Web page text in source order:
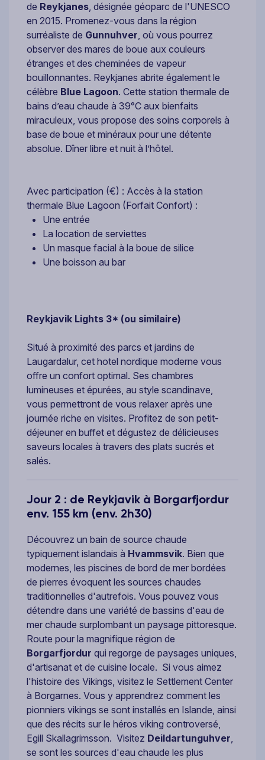
de Reykjanes, désignée géoparc de l'UNESCO
en 2015. Promenez-vous dans la région
surréaliste de Gunnuhver, où vous pourrez
observer des mares de boue aux couleurs
étranges et des cheminées de vapeur
bouillonnantes. Reykjanes abrite également le
célèbre Blue Lagoon. Cette station thermale de
bains d’eau chaude à 39°C aux bienfaits
miraculeux, vous propose des soins corporels à
base de boue et minéraux pour une détente
absolue. Dîner libre et nuit à l’hôtel.
Avec participation (€) : Accès à la station
thermale Blue Lagoon (Forfait Confort) :
Une entrée
La location de serviettes
Un masque facial à la boue de silice
Une boisson au bar
Reykjavik Lights 3* (ou similaire)
Situé à proximité des parcs et jardins de
Laugardalur, cet hotel nordique moderne vous
offre un confort optimal. Ses chambres
lumineuses et épurées, au style scandinave,
vous permettront de vous relaxer après une
journée riche en visites. Profitez de son petit-
déjeuner en buffet et dégustez de délicieuses
saveurs locales à travers des plats sucrés et
salés.
Jour 2 : de Reykjavik à Borgarfjordur
env. 155 km (env. 2h30)
Découvrez un bain de source chaude
typiquement islandais à Hvammsvik. Bien que
modernes, les piscines de bord de mer bordées
de pierres évoquent les sources chaudes
traditionnelles d'autrefois. Vous pouvez vous
détendre dans une variété de bassins d'eau de
mer chaude surplombant un paysage pittoresque.
Route pour la magnifique région de
Borgarfjordur qui regorge de paysages uniques,
d'artisanat et de cuisine locale. Si vous aimez
l'histoire des Vikings, visitez le Settlement Center
à Borgarnes. Vous y apprendrez comment les
pionniers vikings se sont installés en Islande, ainsi
que des récits sur le héros viking controversé,
Egill Skallagrimsson. Visitez Deildartunguhver,
se sont les sources d'eau chaude les plus